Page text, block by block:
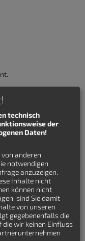
Grundriss
senden!
technisch
der
Daten!
anderen
notwendigen
anzuzeigen.
Inhalte nicht
können nicht
sind Sie damit
von unseren
gegebenenfalls die
wir keinen Einfluss